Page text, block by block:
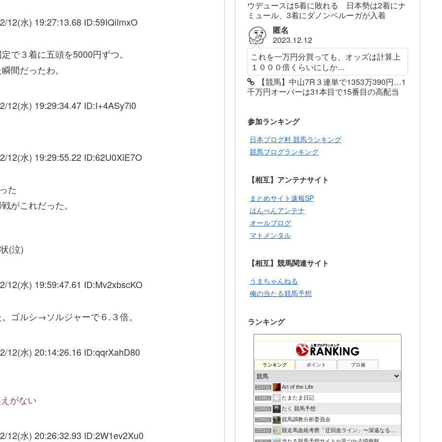
12(水) 19:27:13.68 ID:59IQiImxO
で３着に五頭を5000円ずつ。
間だったわ。
12(水) 19:29:34.47 ID:I+4ASy7i0
12(水) 19:29:55.22 ID:62U0XiE7O
た
がこれだった。
(泣)
12(水) 19:59:47.61 ID:Mv2xbscKO
ゴルシ→ソルジャーで６.３倍。
12(水) 20:14:26.16 ID:qqrXahD80
がない
12(水) 20:26:32.93 ID:2W1ev2Xu0
ウデュースは5着に敗れる 日本勢は2着にナ
ミュール、3着にダノンベルーガが入着
匿名
2023.12.12
これを一万円分買っても、オッズは計算上
１０００倍くらいにしか...
【競馬】中山7R３連単で1353万390円…1
千万円オーバーは31本目で15番目の高配当
参加ランキング
日本ブログ村 競馬ランキング
競馬ブログランキング
【相互】アンテナサイト
まとめサイト速報SP
はんぺんアンテナ
オールブログ
マトメンタル
【相互】競馬関連サイト
うまちゃんねる
俺の当たる競馬予想
ランキング
ランキング ポイント ブロ画
2247位 Art of the Life
2248位 たまたま日記
2249位 たく 競馬予想
2250位 競馬調教分析委員会
2251位 競走馬血統考察「迂回血ライン」〜深遠なる血の連鎖〜